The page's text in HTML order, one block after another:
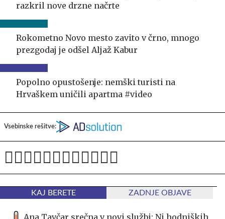
razkril nove drzne načrte
Rokometno Novo mesto zavito v črno, mnogo
prezgodaj je odšel Aljaž Kabur
Popolno opustošenje: nemški turisti na
Hrvaškem uničili apartma #video
Vsebinske rešitve:
KAJ BERETE ZADNJE OBJAVE